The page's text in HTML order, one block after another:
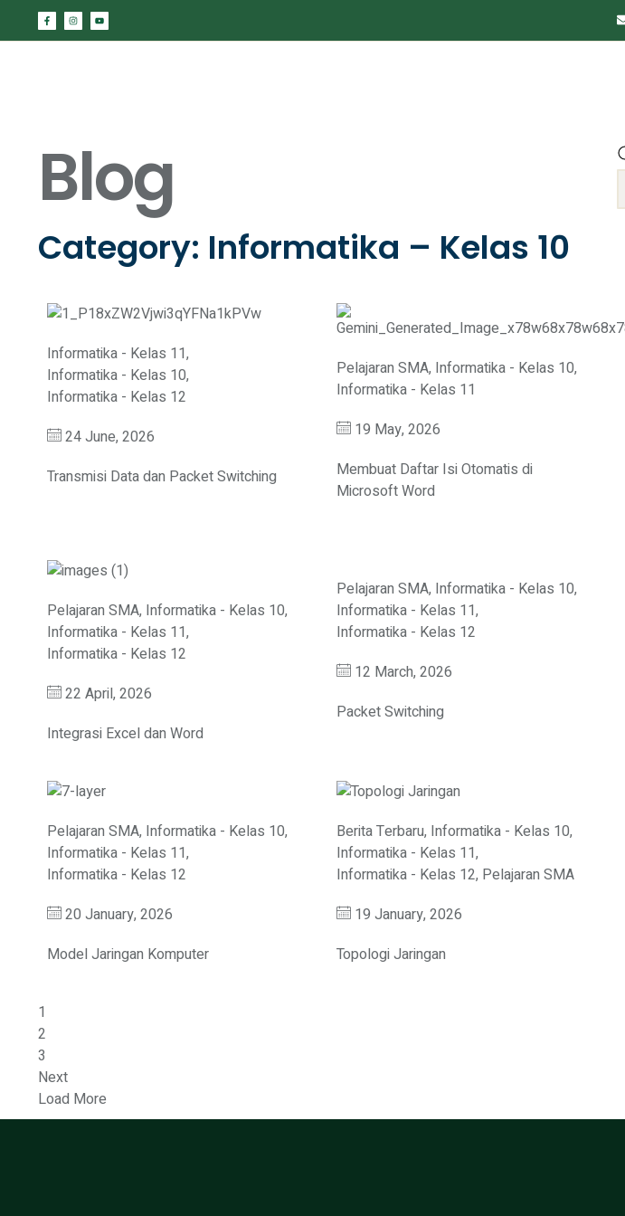
Blog
Category: Informatika – Kelas 10
Informatika - Kelas 11,
Informatika - Kelas 10,
Informatika - Kelas 12
24 June, 2026
Transmisi Data dan Packet Switching
Pelajaran SMA, Informatika - Kelas 10,
Informatika - Kelas 11
19 May, 2026
Membuat Daftar Isi Otomatis di
Microsoft Word
Pelajaran SMA, Informatika - Kelas 10,
Informatika - Kelas 11,
Informatika - Kelas 12
22 April, 2026
Integrasi Excel dan Word
Pelajaran SMA, Informatika - Kelas 10,
Informatika - Kelas 11,
Informatika - Kelas 12
12 March, 2026
Packet Switching
Pelajaran SMA, Informatika - Kelas 10,
Informatika - Kelas 11,
Informatika - Kelas 12
20 January, 2026
Model Jaringan Komputer
Berita Terbaru, Informatika - Kelas 10,
Informatika - Kelas 11,
Informatika - Kelas 12, Pelajaran SMA
19 January, 2026
Topologi Jaringan
1
2
3
Next
Load More